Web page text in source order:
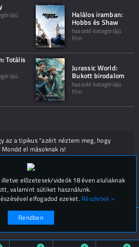
Halálos iramban:
Hobbs és Shaw
hasonló kategóriájú
film
Totális
Jurassic World:
Bukott birodalom
hasonló kategóriájú
film
az a tipikus "azért néztem meg, hogy
el másoknak is!
Hozzászólások (
2019-2026
Kapcsolat, impresszum
előzetesek/videók 18 éven aluliaknak
valamint sütiket használunk.
elfogadod ezeket. Részletek »
Rendben